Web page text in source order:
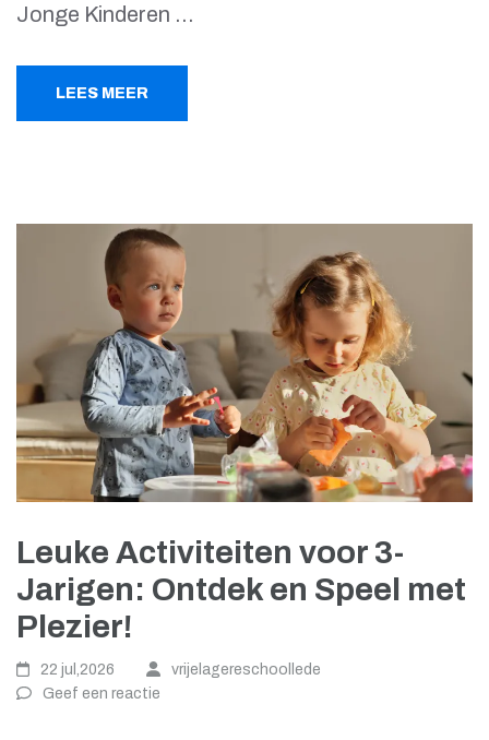
Jonge Kinderen …
LEES MEER
Leuke Activiteiten voor 3-
Jarigen: Ontdek en Speel met
Plezier!
22 jul,2026
vrijelagereschoollede
Geef een reactie